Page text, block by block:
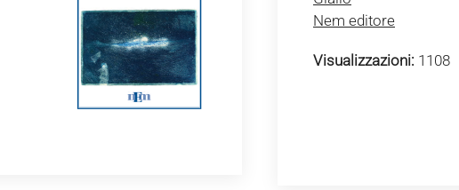
Nem editore
Visualizzazioni: 1108